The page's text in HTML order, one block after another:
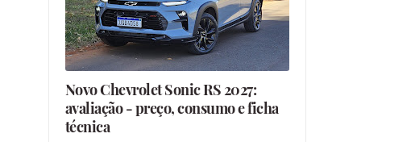
Novo Chevrolet Sonic RS 2027:
avaliação - preço, consumo e ficha
técnica